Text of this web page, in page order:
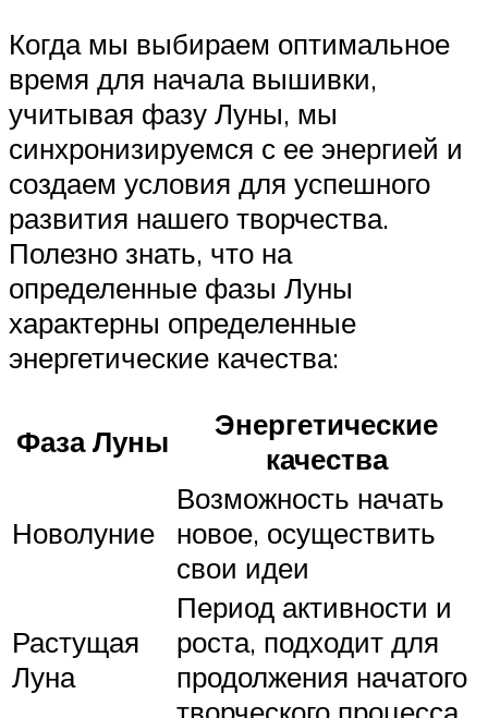
Когда мы выбираем оптимальное
время для начала вышивки,
учитывая фазу Луны, мы
синхронизируемся с ее энергией и
создаем условия для успешного
развития нашего творчества.
Полезно знать, что на
определенные фазы Луны
характерны определенные
энергетические качества:
Фаза Луны
Энергетические
качества
Новолуние
Возможность начать
новое, осуществить
свои идеи
Растущая
Луна
Период активности и
роста, подходит для
продолжения начатого